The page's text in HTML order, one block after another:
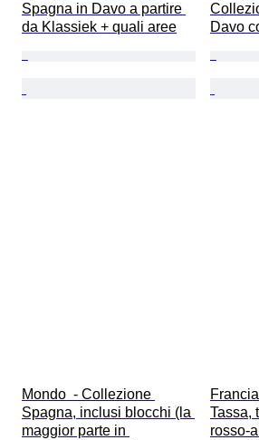
Spagna in Davo a partire
da Klassiek + quali aree
Davo
Mondo  - Collezione
Spagna, inclusi blocchi (la
maggior parte in
Tassa,
rosso-